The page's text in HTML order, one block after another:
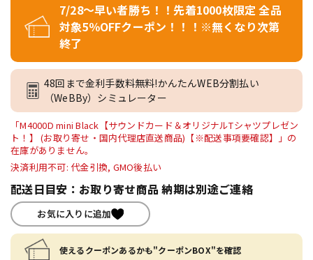
7/28～早い者勝ち！！先着1000枚限定 全品
対象5％OFFクーポン！！！※無くなり次第
終了
48回まで金利手数料無料!かんたんWEB分割払い
（WeBBy）シミュレーター
「M4000D mini Black【サウンドカード＆オリジナルTシャツプレゼン
ト！】 (お取り寄せ・国内代理店直送商品)【※配送事項要確認】」の
在庫がありません。
決済利用不可: 代金引換, GMO後払い
配送日目安：お取り寄せ商品 納期は別途ご連絡
お気に入りに追加
使えるクーポンあるかも"クーポンBOX"を確認